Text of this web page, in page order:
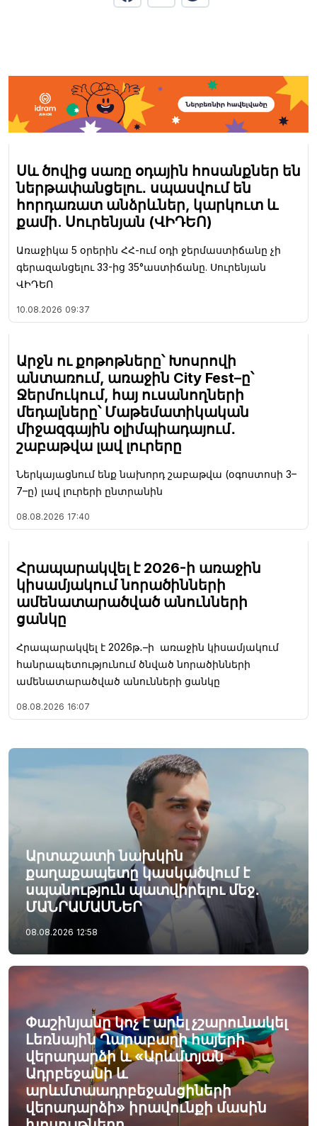
Սև ծովից սառը օդային հոսանքներ են
ներթափանցելու․ սպասվում են
հորդառատ անձրևներ, կարկուտ և
քամի. Սուրենյան (ՎԻԴԵՈ)
Առաջիկա 5 օրերին ՀՀ-ում օդի ջերմաստիճանը չի
գերազանցելու 33-ից 35°աստիճանը. Սուրենյան
ՎԻԴԵՈ
10.08.2026 09:37
Արջն ու քոթոթները՝ Խոսրովի
անտառում, առաջին City Fest–ը՝
Ջերմուկում, հայ ուսանողների
մեդալները՝ Մաթեմատիկական
միջազգային օլիմպիադայում․
շաբաթվա լավ լուրերը
Ներկայացնում ենք նախորդ շաբաթվա (օգոստոսի 3–
7–ը) լավ լուրերի ընտրանին
08.08.2026 17:40
Հրապարակվել է 2026-ի առաջին
կիսամյակում նորածինների
ամենատարածված անունների
ցանկը
Հրապարակվել է 2026թ․–ի առաջին կիսամյակում
հանրապետությունում ծնված նորածինների
ամենատարածված անունների ցանկը
08.08.2026 16:07
Արտաշատի նախկին
քաղաքապետը կասկածվում է
սպանություն պատվիրելու մեջ․
ՄԱՆՐԱՄԱՍՆԵՐ
08.08.2026 12:58
Փաշինյանը կոչ է արել չշարունակել
Լեռնային Ղարաբաղի հայերի
վերադարձի և «Արևմտյան
Ադրբեջանի և
արևմտաադրբեջանցիների
վերադարձի» իրավունքի մասին